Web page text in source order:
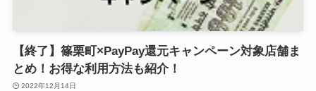
【終了】篠栗町×PayPay還元キャンペーン対象店舗ま
とめ！お得な利用方法も紹介！
2022年12月14日